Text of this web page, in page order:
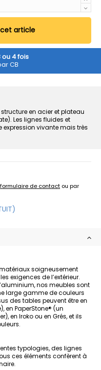
article
ou 4 fois
CB
en acier et plateau
Les lignes fluides et
expression vivante mais très
formulaire de contact ou par
matériaux soigneusement
exigences de l’extérieur.
nos meubles sont
large gamme de couleurs
des tables peuvent être en
en PaperStone® (un
en Iroko ou en Grés, et ils
typologies, des lignes
ces éléments confèrent à